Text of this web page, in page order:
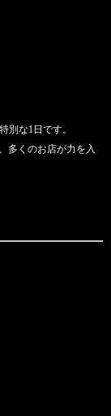
別な1日です。
多くのお店が力を入